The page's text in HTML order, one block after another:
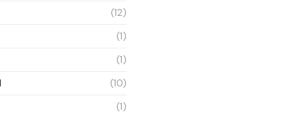
(12)
(1)
(1)
(10)
(1)